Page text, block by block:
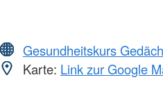
Gesundheitskurs
Karte: Link zur Google